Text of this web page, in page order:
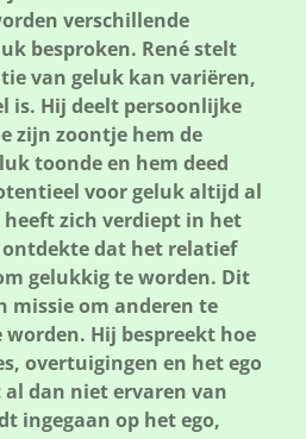
verschillende
besproken. René stelt
van geluk kan variëren,
is. Hij deelt persoonlijke
zijn zoontje hem de
toonde en hem deed
voor geluk altijd al
heeft zich verdiept in het
dat het relatief
gelukkig te worden. Dit
missie om anderen te
Hij bespreekt hoe
overtuigingen en het ego
dan niet ervaren van
ingegaan op het ego,